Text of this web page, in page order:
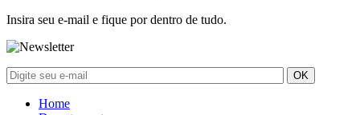
Insira seu e-mail e fique por dentro de tudo.
Home